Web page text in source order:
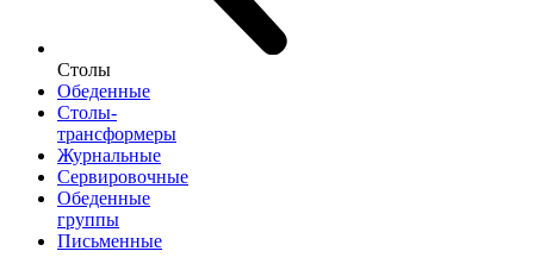
Столы
Обеденные
Столы-
трансформеры
Журнальные
Сервировочные
Обеденные
группы
Письменные